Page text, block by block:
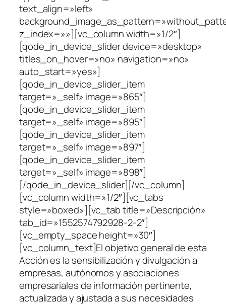
text_align=»left»
z_index=»»][vc_column width=»1/2″]
[qode_in_device_slider device=»desktop»
titles_on_hover=»no» navigation=»no»
auto_start=»yes»]
[qode_in_device_slider_item
target=»_self» image=»865″]
[qode_in_device_slider_item
target=»_self» image=»895″]
[qode_in_device_slider_item
target=»_self» image=»897″]
[qode_in_device_slider_item
target=»_self» image=»898″]
[/qode_in_device_slider][/vc_column]
[vc_column width=»1/2″][vc_tabs
style=»boxed»][vc_tab title=»Descripción»
tab_id=»1552574792928-2-2″]
[vc_empty_space height=»30″]
[vc_column_text]El objetivo general de esta
Acción es la sensibilización y divulgación a
empresas, autónomos y asociaciones
empresariales de información pertinente,
actualizada y ajustada a sus necesidades